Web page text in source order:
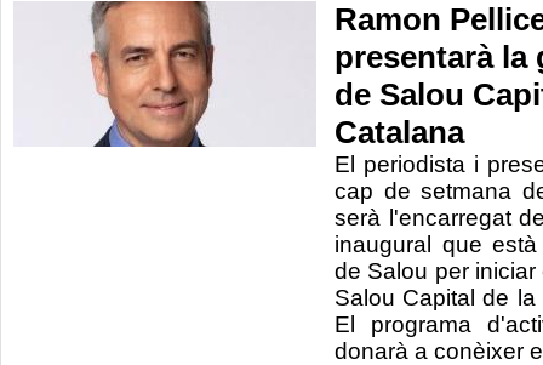
Ramon
presentarà la
de Salou
Catalana
El periodista i
cap de setmana
serà l'encarregat
inaugural que
de Salou per
Salou Capital de
El programa
donarà a conèixer